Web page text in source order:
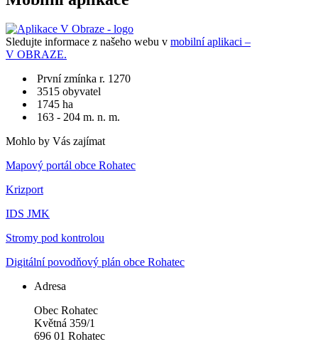
Sledujte informace z našeho webu v mobilní aplikaci –
V OBRAZE.
První zmínka r. 1270
3515 obyvatel
1745 ha
163 - 204 m. n. m.
Mohlo by Vás zajímat
Mapový portál obce Rohatec
Krizport
IDS JMK
Stromy pod kontrolou
Digitální povodňový plán obce Rohatec
Adresa
Obec Rohatec
Květná 359/1
696 01 Rohatec